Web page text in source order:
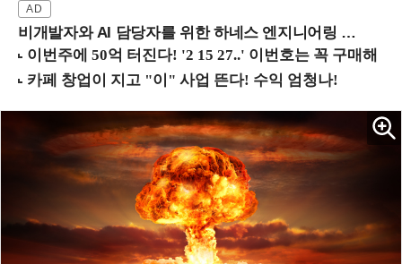
비개발자와 AI 담당자를 위한 하네스 엔지니어링 입문과정 (8/20 신논현역)